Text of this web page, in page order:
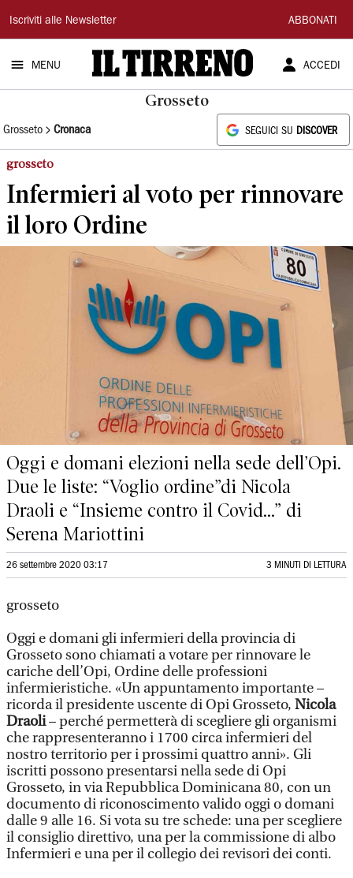
Il
Tirreno
Iscriviti alle Newsletter ABBONATI
MENU ACCEDI
Grosseto
Grosseto Cronaca SEGUICI SU DISCOVER
grosseto
Infermieri al voto per rinnovare
il loro Ordine
Oggi e domani elezioni nella sede dell’Opi.
Due le liste: “Voglio ordine”di Nicola
Draoli e “Insieme contro il Covid...” di
Serena Mariottini
26 settembre 2020 03:17 3 MINUTI DI LETTURA
grosseto
Oggi e domani gli infermieri della provincia di
Grosseto sono chiamati a votare per rinnovare le
cariche dell’Opi, Ordine delle professioni
infermieristiche. «Un appuntamento importante –
ricorda il presidente uscente di Opi Grosseto, Nicola
Draoli– perché permetterà di scegliere gli organismi
che rappresenteranno i 1700 circa infermieri del
nostro territorio per i prossimi quattro anni». Gli
iscritti possono presentarsi nella sede di Opi
Grosseto, in via Repubblica Dominicana 80, con un
documento di riconoscimento valido oggi o domani
dalle 9 alle 16. Si vota su tre schede: una per scegliere
il consiglio direttivo, una per la commissione di albo
Infermieri e una per il collegio dei revisori dei conti.